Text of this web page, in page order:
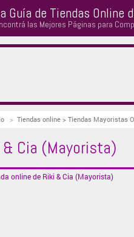
Guía de Tiendas Online
las Mejores Páginas para
> Tiendas online > Tiendas Mayoristas
& Cia (Mayorista)